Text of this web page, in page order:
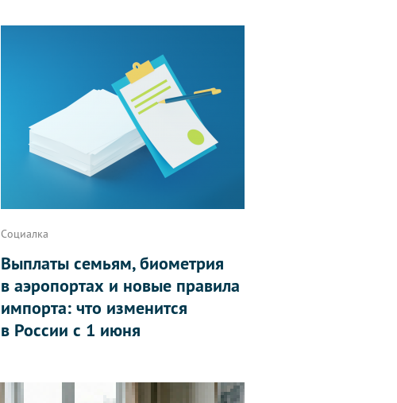
Социалка
Выплаты семьям, биометрия
в аэропортах и новые правила
импорта: что изменится
в России с 1 июня